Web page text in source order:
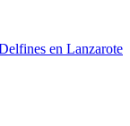
en Lanzarote